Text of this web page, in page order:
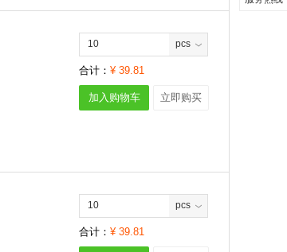
pcs
合计： ¥ 39.81
加入购物车 立即购买
pcs
合计： ¥ 39.81